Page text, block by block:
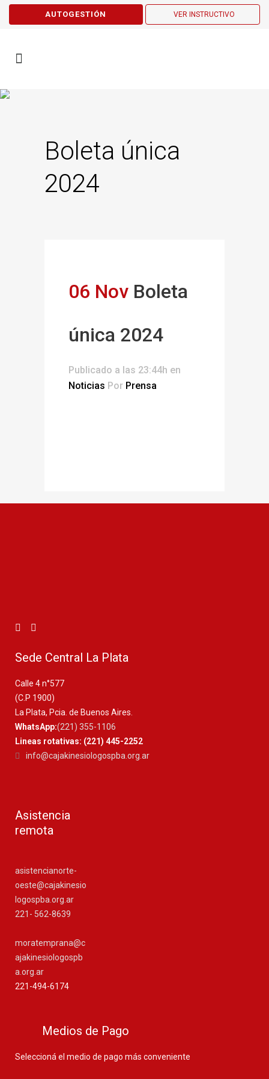
AUTOGESTIÓN VER INSTRUCTIVO
Boleta única
2024
06 Nov Boleta
única 2024
Publicado a las 23:44h en
Noticias Por Prensa
Sede Central La Plata
Calle 4 n°577
(C.P 1900)
La Plata, Pcia. de Buenos Aires.
WhatsApp:(221) 355-1106
Lineas rotativas: (221) 445-2252
info@cajakinesiologospba.org.ar
Asistencia
remota
asistencianorte-
oeste@cajakinesio
logospba.org.ar
221- 562-8639
moratemprana@c
ajakinesiologospb
a.org.ar
221-494-6174
Medios de Pago
Seleccioná el medio de pago más conveniente